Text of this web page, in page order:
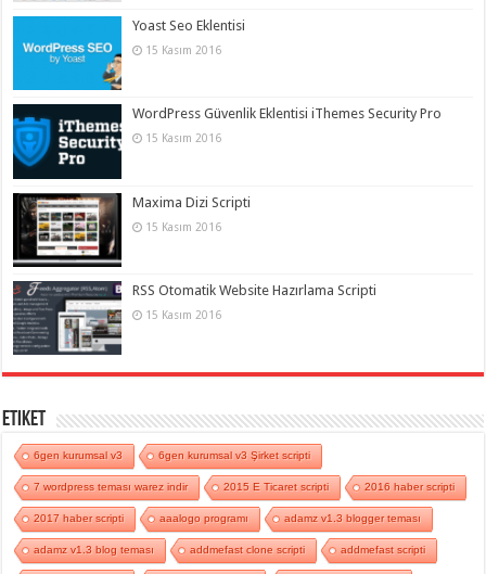
Yoast Seo Eklentisi
15 Kasım 2016
WordPress Güvenlik Eklentisi iThemes Security Pro
15 Kasım 2016
Maxima Dizi Scripti
15 Kasım 2016
RSS Otomatik Website Hazırlama Scripti
15 Kasım 2016
Etiket
6gen kurumsal v3 6gen kurumsal v3 Şirket scripti
7 wordpress teması warez indir 2015 E Ticaret scripti 2016 haber scripti
2017 haber scripti aaalogo programı adamz v1.3 blogger teması
adamz v1.3 blog teması addmefast clone scripti addmefast scripti